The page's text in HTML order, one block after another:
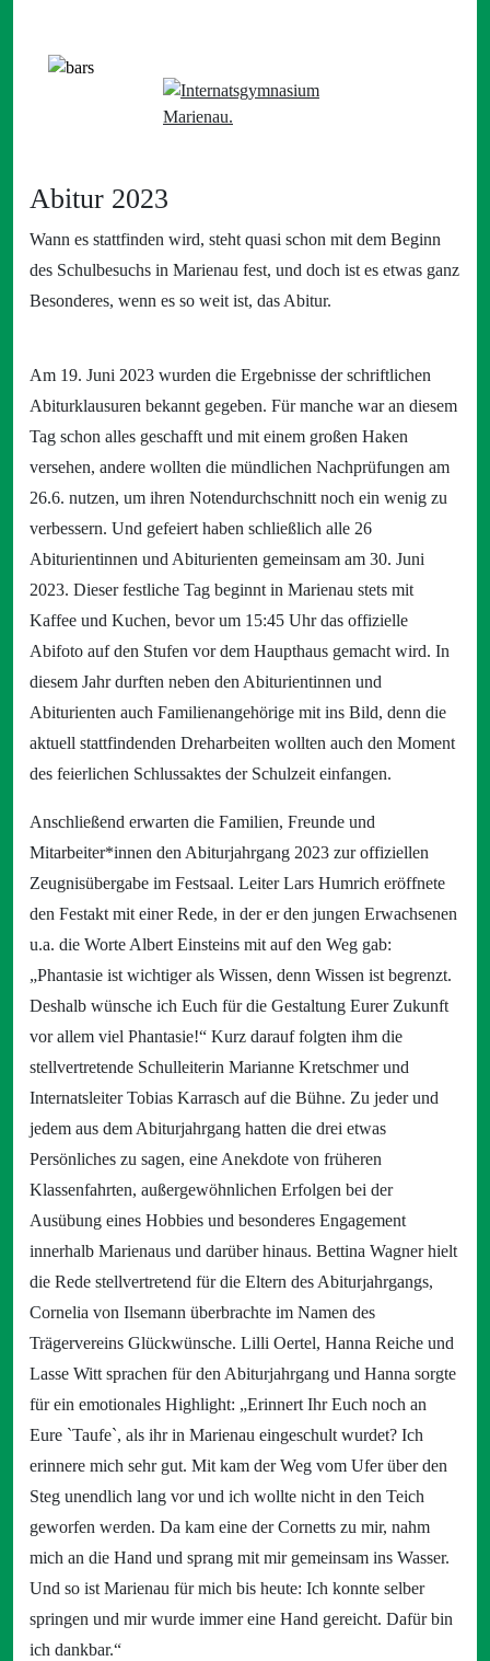
Abitur 2023
Wann es stattfinden wird, steht quasi schon mit dem Beginn
des Schulbesuchs in Marienau fest, und doch ist es etwas ganz
Besonderes, wenn es so weit ist, das Abitur.
Am 19. Juni 2023 wurden die Ergebnisse der schriftlichen
Abiturklausuren bekannt gegeben. Für manche war an diesem
Tag schon alles geschafft und mit einem großen Haken
versehen, andere wollten die mündlichen Nachprüfungen am
26.6. nutzen, um ihren Notendurchschnitt noch ein wenig zu
verbessern. Und gefeiert haben schließlich alle 26
Abiturientinnen und Abiturienten gemeinsam am 30. Juni
2023. Dieser festliche Tag beginnt in Marienau stets mit
Kaffee und Kuchen, bevor um 15:45 Uhr das offizielle
Abifoto auf den Stufen vor dem Haupthaus gemacht wird. In
diesem Jahr durften neben den Abiturientinnen und
Abiturienten auch Familienangehörige mit ins Bild, denn die
aktuell stattfindenden Dreharbeiten wollten auch den Moment
des feierlichen Schlussaktes der Schulzeit einfangen.
Anschließend erwarten die Familien, Freunde und
Mitarbeiter*innen den Abiturjahrgang 2023 zur offiziellen
Zeugnisübergabe im Festsaal. Leiter Lars Humrich eröffnete
den Festakt mit einer Rede, in der er den jungen Erwachsenen
u.a. die Worte Albert Einsteins mit auf den Weg gab:
„Phantasie ist wichtiger als Wissen, denn Wissen ist begrenzt.
Deshalb wünsche ich Euch für die Gestaltung Eurer Zukunft
vor allem viel Phantasie!“ Kurz darauf folgten ihm die
stellvertretende Schulleiterin Marianne Kretschmer und
Internatsleiter Tobias Karrasch auf die Bühne. Zu jeder und
jedem aus dem Abiturjahrgang hatten die drei etwas
Persönliches zu sagen, eine Anekdote von früheren
Klassenfahrten, außergewöhnlichen Erfolgen bei der
Ausübung eines Hobbies und besonderes Engagement
innerhalb Marienaus und darüber hinaus. Bettina Wagner hielt
die Rede stellvertretend für die Eltern des Abiturjahrgangs,
Cornelia von Ilsemann überbrachte im Namen des
Trägervereins Glückwünsche. Lilli Oertel, Hanna Reiche und
Lasse Witt sprachen für den Abiturjahrgang und Hanna sorgte
für ein emotionales Highlight: „Erinnert Ihr Euch noch an
Eure `Taufe`, als ihr in Marienau eingeschult wurdet? Ich
erinnere mich sehr gut. Mit kam der Weg vom Ufer über den
Steg unendlich lang vor und ich wollte nicht in den Teich
geworfen werden. Da kam eine der Cornetts zu mir, nahm
mich an die Hand und sprang mit mir gemeinsam ins Wasser.
Und so ist Marienau für mich bis heute: Ich konnte selber
springen und mir wurde immer eine Hand gereicht. Dafür bin
ich dankbar.“